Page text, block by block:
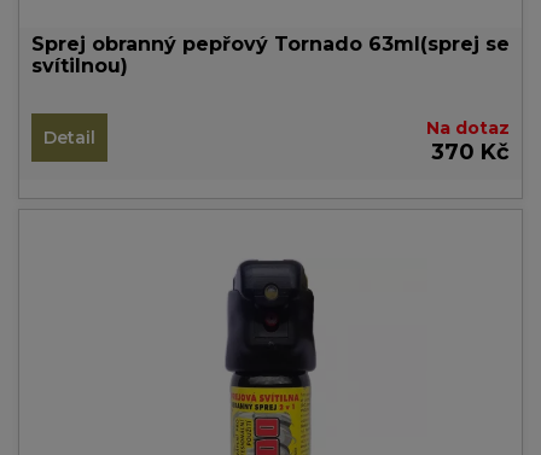
Sprej obranný pepřový Tornado 63ml(sprej se
svítilnou)
Detail Na dotaz
370 Kč